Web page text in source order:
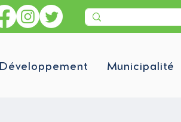
Développement Municipalité